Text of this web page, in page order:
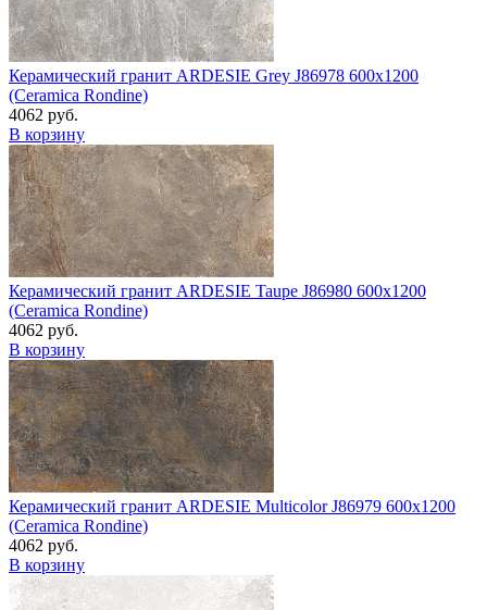
Керамический гранит ARDESIE Grey J86978 600x1200
(Ceramica Rondine)
4062 руб.
В корзину
Керамический гранит ARDESIE Taupe J86980 600x1200
(Ceramica Rondine)
4062 руб.
В корзину
Керамический гранит ARDESIE Multicolor J86979 600x1200
(Ceramica Rondine)
4062 руб.
В корзину